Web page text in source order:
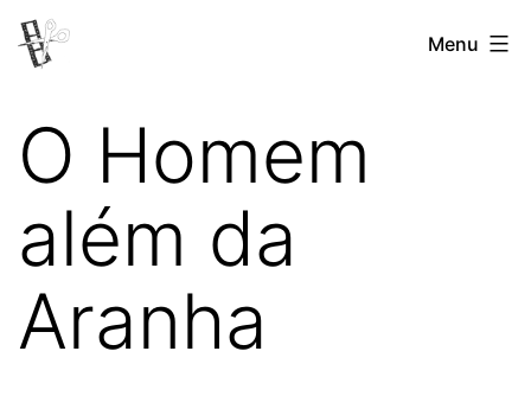
Pular
para
conteúdo
Revista
Menu
O Homem
além da
Aranha